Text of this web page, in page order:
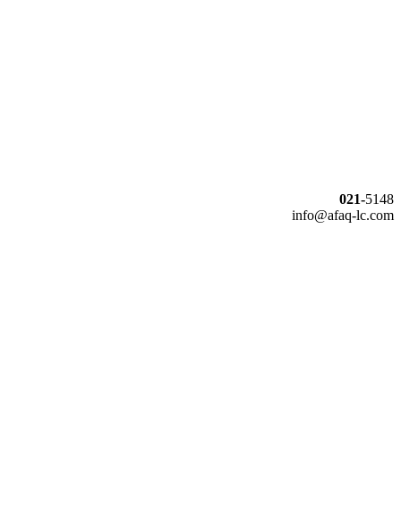
021-5148
info@afaq-lc.com